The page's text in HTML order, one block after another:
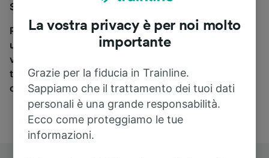
St-Laud a Tours, sei nel posto giusto.
Per trovare i biglietti dei pullman, è sufficiente avviare
una ricerca in alto, e compareremo i tempi e i costi del
viaggio in treno e in pullman. Con Trainline puoi
trovare i biglietti per viaggiare con oltre 170
compagnie ferroviarie e dei pullman.
La vostra privacy è per noi molto
importante
Grazie per la fiducia in Trainline.
Sappiamo che il trattamento dei tuoi dati
personali è una grande responsabilità.
Ecco come proteggiamo le tue
informazioni.